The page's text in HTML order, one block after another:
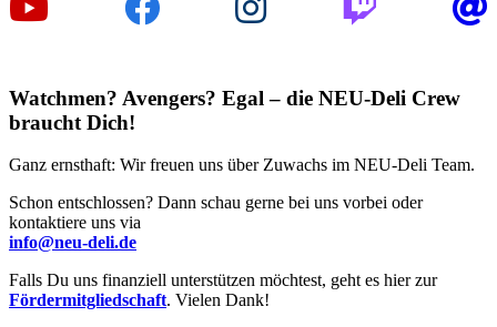
Watchmen? Avengers? Egal – die NEU-Deli Crew
braucht Dich!
Ganz ernsthaft: Wir freuen uns über Zuwachs im NEU-Deli Team.
Schon entschlossen? Dann schau gerne bei uns vorbei oder
kontaktiere uns via
info@neu-deli.de
Falls Du uns finanziell unterstützen möchtest, geht es hier zur
Fördermitgliedschaft. Vielen Dank!